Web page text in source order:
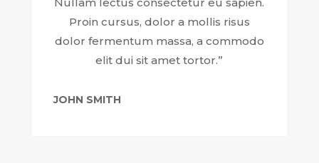
Nullam lectus consectetur eu sapien.
Proin cursus, dolor a mollis risus
dolor fermentum massa, a commodo
elit dui sit amet tortor.”
JOHN SMITH